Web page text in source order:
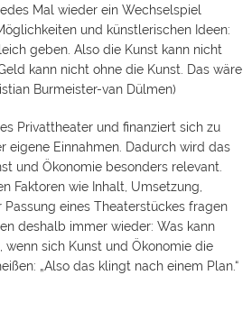
Mal wieder ein Wechselspiel
und künstlerischen Ideen:
geben. Also die Kunst kann nicht
kann nicht ohne die Kunst. Das wäre
Burmeister-van Dülmen)
Privattheater und finanziert sich zu
eigene Einnahmen. Dadurch wird das
und Ökonomie besonders relevant.
Faktoren wie Inhalt, Umsetzung,
Passung eines Theaterstückes fragen
deshalb immer wieder: Was kann
wenn sich Kunst und Ökonomie die
„Also das klingt nach einem Plan.“